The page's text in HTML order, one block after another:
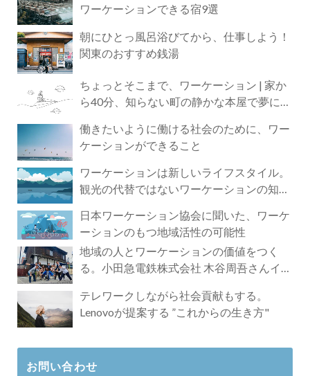
ワーケーションできる宿9選
朝にひとっ風呂浴びてから、仕事しよう！
関東のおすすめ銭湯
ちょっとそこまで、ワーケーション | 家か
ら40分、知らない町の静かな本屋で夢に近
働きたいように働ける社会のために、ワー
ケーションができること
ワーケーションは新しいライフスタイル。
観光の代替ではないワーケーションの知ら
日本ワーケーション協会に聞いた、ワーケ
ーションのもつ地域活性の可能性
地域の人とワーケーションの価値をつく
る。小田急電鉄株式会社 木谷周吾さんイン
テレワークしながら社会貢献もする。
Lenovoが提案する ”これからの生き方"
お問い合わせ